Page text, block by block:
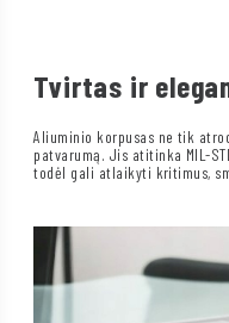
Tvirtas ir
Aliuminio korpusas ne tik
patvarumą. Jis atitinka MIL-
todėl gali atlaikyti kritimus,